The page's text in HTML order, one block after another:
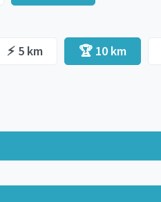
⚡️ 5 km 🏆 10 km